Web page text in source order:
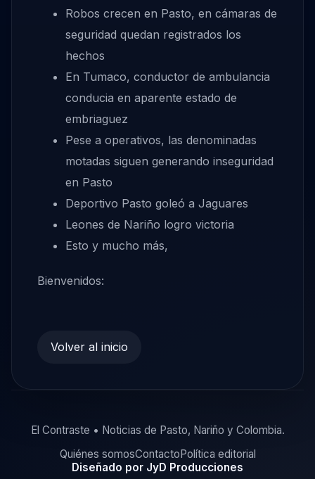
Robos crecen en Pasto, en cámaras de
seguridad quedan registrados los
hechos
En Tumaco, conductor de ambulancia
conducia en aparente estado de
embriaguez
Pese a operativos, las denominadas
motadas siguen generando inseguridad
en Pasto
Deportivo Pasto goleó a Jaguares
Leones de Nariño logro victoria
Esto y mucho más,
Bienvenidos:
Volver al inicio
El Contraste • Noticias de Pasto, Nariño y Colombia.
Quiénes somosContactoPolítica editorial
Diseñado por JyD Producciones